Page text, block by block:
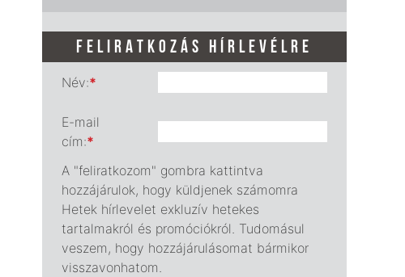
FELIRATKOZÁS HÍRLEVÉLRE
Név:*
E-mail
cím:*
A "feliratkozom" gombra kattintva
hozzájárulok, hogy küldjenek számomra
Hetek hírlevelet exkluzív hetekes
tartalmakról és promóciókról. Tudomásul
veszem, hogy hozzájárulásomat bármikor
visszavonhatom.